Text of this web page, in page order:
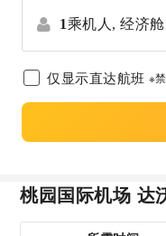
1乘机人, 经济舱
仅显示直达航班 ※
桃园国际机场 达